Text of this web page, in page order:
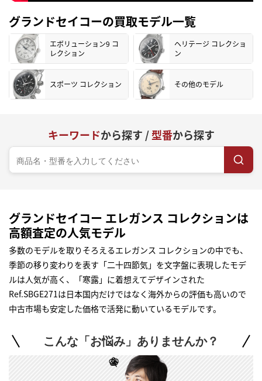
グランドセイコーの買取モデル一覧
エボリューション9 コ
レクション
ヘリテージ コレクショ
ン
スポーツ コレクション その他のモデル
キーワードから探す /型番から探す
グランドセイコー エレガンス コレクションは
高額査定の人気モデル
多数のモデルを取りそろえるエレガンス コレクションの中でも、
季節の移り変わりを表す「二十四節気」を文字盤に表現したモデ
ルは人気が高く、「寒露」に着想えてデザインされた
Ref.SBGE271は日本国内だけではなく海外からの評価も高いので
中古市場も安定した価格で活発に動いているモデルです。
こんな「お悩み」ありませんか？